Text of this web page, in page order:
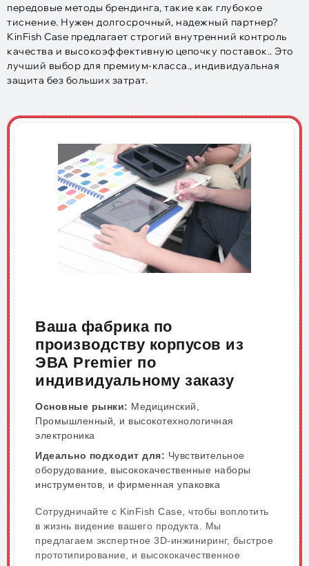
передовые методы брендинга, такие как глубокое
тиснение. Нужен долгосрочный, надежный партнер?
KinFish Case предлагает строгий внутренний контроль
качества и высокоэффективную цепочку поставок.. Это
лучший выбор для премиум-класса., индивидуальная
защита без больших затрат.
Ваша фабрика по
производству корпусов из
ЭВА Premier по
индивидуальному заказу
Основные рынки: Медицинский,
Промышленный, и высокотехнологичная
электроника
Идеально подходит для: Чувствительное
оборудование, высококачественные наборы
инструментов, и фирменная упаковка
Сотрудничайте с KinFish Case, чтобы воплотить
в жизнь видение вашего продукта. Мы
предлагаем экспертное 3D-инжиниринг, быстрое
прототипирование, и высококачественное